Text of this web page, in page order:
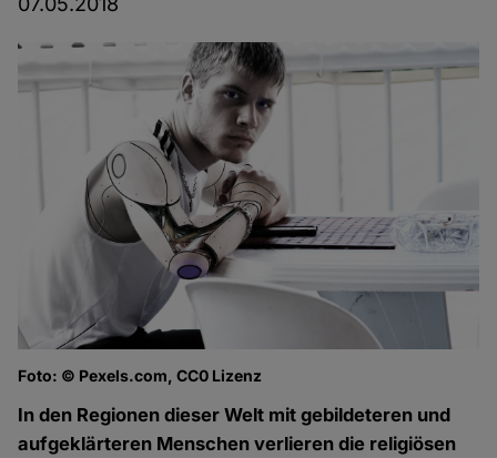
Foto: © Pexels.com, CC0 Lizenz
In den Regionen dieser Welt mit gebildeteren und
aufgeklärteren Menschen verlieren die religiösen